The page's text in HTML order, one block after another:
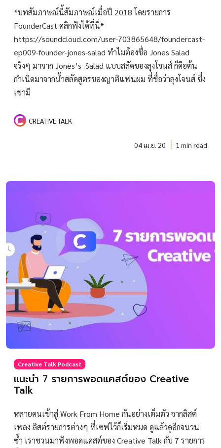
*บทสัมภาษณ์นี้สัมภาษณ์เมื่อปี 2018 โดยรายการ
FounderCast คลิกฟังได้ที่นี่*
https://soundcloud.com/user-703865648/foundercast-
ep009-founder-jones-salad ทำไมต้องชื่อ Jones Salad
จริงๆ มาจาก Jones’s Salad แบบสลัดของลุงโจนส์ ก็คือต้น
กำเนิดมาจากน้ำสลัดสูตรของญาติแฟนผม ที่ชื่อว่าลุงโจนส์ ซึ่ง
เขามี
CREATIVE TALK
04 เม.ย. 20 1 min read
Creative Talk Podcast
แนะนำ 7 รายการพอดแคสต์ของ Creative
Talk
หลายคนเข้าสู่ Work From Home กันอย่างเต็มตัว จากลิสต์
เพลง ลิสต์รายการต่างๆ ที่เซฟไว้ก็เริ่มหมด ดูแล้วดูอีกจนวน
ซ้ำ เราชวนมาฟังพอดแคสต์ของ Creative Talk กับ 7 รายการ